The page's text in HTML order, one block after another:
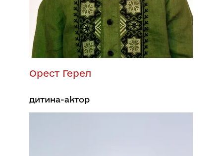
Орест Герел
дитина-актор